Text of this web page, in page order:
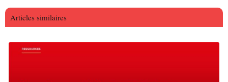
Articles similaires